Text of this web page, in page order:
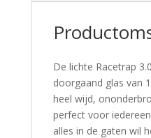
De lichte Racetrap
doorgaand glas van
heel wijd,
perfect voor
alles in de gaten wil